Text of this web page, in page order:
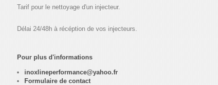
Tarif pour le nettoyage d'un injecteur.
Délai 24/48h à récéption de vos injecteurs.
Pour plus d'informations
inoxlineperformance@yahoo.fr
Formulaire de contact